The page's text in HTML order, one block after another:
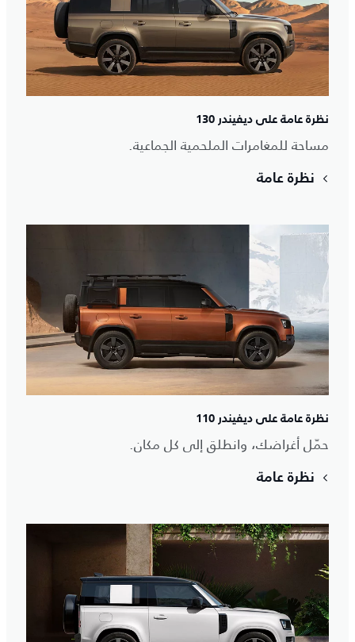
نظرة عامة على ديفيندر 130
مساحة للمغامرات الملحمية الجماعية.
نظرة عامة
نظرة عامة على ديفيندر 110
حمّل أغراضك، وانطلق إلى كل مكان.
نظرة عامة